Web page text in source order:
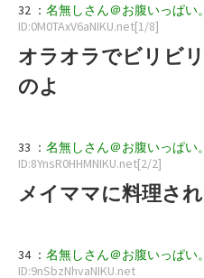
32 ： 名無しさん＠お腹いっぱい。
ID:0M0TAxV6aNIKU.net[1/8]
オラオラでビリビ
のよ
33 ： 名無しさん＠お腹いっぱい。
ID:8YnsR0HHMNIKU.net[2/2]
メイママに料理さ
34 ： 名無しさん＠お腹いっぱい。
ID:9nSbzNhvaNIKU.net